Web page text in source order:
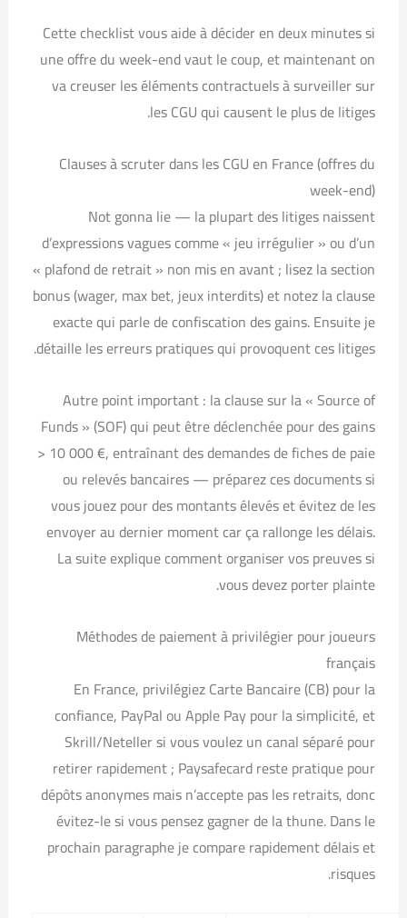
Cette checklist vous aide à décider en deux minutes si
une offre du week-end vaut le coup, et maintenant on
va creuser les éléments contractuels à surveiller sur
les CGU qui causent le plus de litiges.
Clauses à scruter dans les CGU en France (offres du
week-end)
Not gonna lie — la plupart des litiges naissent
d’expressions vagues comme « jeu irrégulier » ou d’un
« plafond de retrait » non mis en avant ; lisez la section
bonus (wager, max bet, jeux interdits) et notez la clause
exacte qui parle de confiscation des gains. Ensuite je
détaille les erreurs pratiques qui provoquent ces litiges.
Autre point important : la clause sur la « Source of
Funds » (SOF) qui peut être déclenchée pour des gains
> 10 000 €, entraînant des demandes de fiches de paie
ou relevés bancaires — préparez ces documents si
vous jouez pour des montants élevés et évitez de les
envoyer au dernier moment car ça rallonge les délais.
La suite explique comment organiser vos preuves si
vous devez porter plainte.
Méthodes de paiement à privilégier pour joueurs
français
En France, privilégiez Carte Bancaire (CB) pour la
confiance, PayPal ou Apple Pay pour la simplicité, et
Skrill/Neteller si vous voulez un canal séparé pour
retirer rapidement ; Paysafecard reste pratique pour
dépôts anonymes mais n’accepte pas les retraits, donc
évitez-le si vous pensez gagner de la thune. Dans le
prochain paragraphe je compare rapidement délais et
risques.